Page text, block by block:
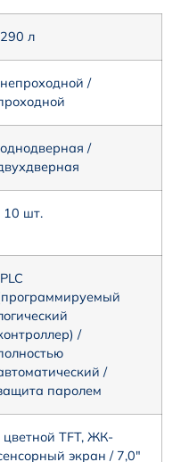
290 л
непроходной /
однодверная /
10 шт.
PLC
/
/
паролем
цветной TFT, ЖК-
экран / 7,0″